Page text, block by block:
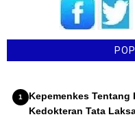
Kepemenkes Tentang
Kedokteran Tata